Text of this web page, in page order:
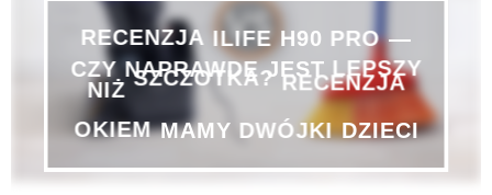
RECENZJA ILIFE H90 PRO —
CZY NAPRAWDĘ JEST
LEPSZY
NIŻ
RECENZJA
OKIEM MAMY DWÓJKI DZIECI